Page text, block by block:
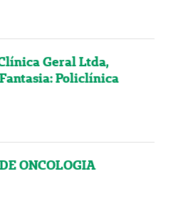
Geral Ltda,
Policlínica
ONCOLOGIA